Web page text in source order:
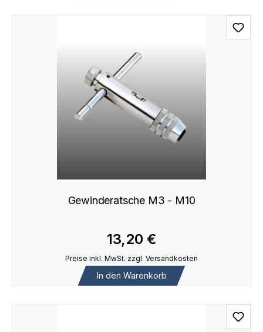
Gewinderatsche M3 - M10
13,20 €
Preise inkl. MwSt. zzgl. Versandkosten
In den Warenkorb